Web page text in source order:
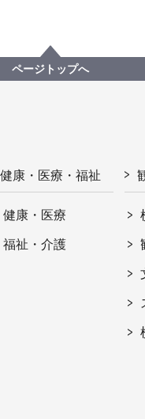
ページトップへ
健康・医療・福祉
健康・医療
福祉・介護